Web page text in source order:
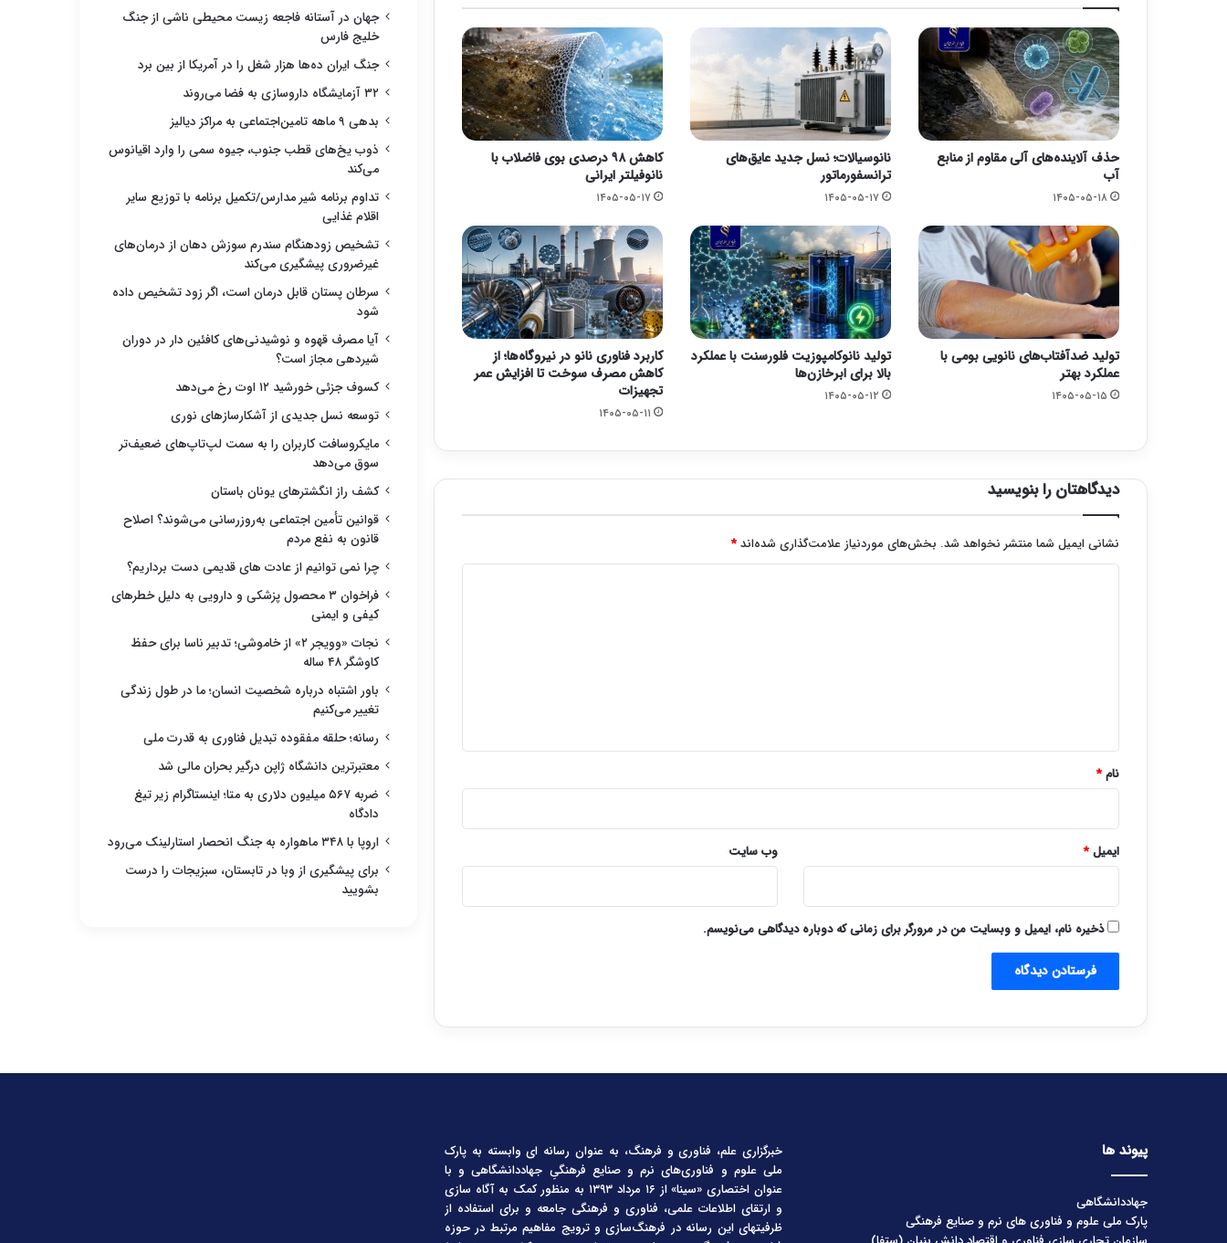
حذف آلاینده‌های آلی مقاوم از منابع
آب
۱۴۰۵-۰۵-۱۸
نانوسیالات؛ نسل جدید عایق‌های
ترانسفورماتور
۱۴۰۵-۰۵-۱۷
کاهش ۹۸ درصدی بوی فاضلاب با
نانوفیلتر ایرانی
۱۴۰۵-۰۵-۱۷
تولید ضدآفتاب‌های نانویی بومی با
عملکرد بهتر
۱۴۰۵-۰۵-۱۵
تولید نانوکامپوزیت فلورسنت با عملکرد
بالا برای ابرخازن‌ها
۱۴۰۵-۰۵-۱۲
کاربرد فناوری نانو در نیروگاه‌ها؛ از
کاهش مصرف سوخت تا افزایش عمر
تجهیزات
۱۴۰۵-۰۵-۱۱
دیدگاهتان را بنویسید
نشانی ایمیل شما منتشر نخواهد شد. بخش‌های موردنیاز علامت‌گذاری شده‌اند*
نام*
ایمیل* وب‌ سایت
ذخیره نام، ایمیل و وبسایت من در مرورگر برای زمانی که دوباره دیدگاهی می‌نویسم.
جهان در آستانه فاجعه زیست محیطی ناشی از جنگ
خلیج فارس
جنگ ایران ده‌ها هزار شغل را در آمریکا از بین برد
۳۲ آزمایشگاه داروسازی به فضا می‌روند
بدهی ۹ ماهه تامین‌اجتماعی به مراکز دیالیز
ذوب یخ‌های قطب جنوب، جیوه سمی را وارد اقیانوس
می‌کند
تداوم برنامه شیر مدارس/تکمیل برنامه با توزیع سایر
اقلام غذایی
تشخیص زودهنگام سندرم سوزش دهان از درمان‌های
غیرضروری پیشگیری می‌کند
سرطان پستان قابل درمان است، اگر زود تشخیص داده
شود
آیا مصرف قهوه و نوشیدنی‌های کافئین دار در دوران
شیردهی مجاز است؟
کسوف جزئی خورشید ۱۲ اوت رخ می‌دهد
توسعه نسل جدیدی از آشکارسازهای نوری
مایکروسافت کاربران را به سمت لپ‌تاپ‌های ضعیف‌تر
سوق می‌دهد
کشف راز انگشترهای یونان باستان
قوانین تأمین اجتماعی به‌روزرسانی می‌شوند؟ اصلاح
قانون به نفع مردم
چرا نمی توانیم از عادت های قدیمی دست برداریم؟
فراخوان ۳ محصول پزشکی و دارویی به دلیل خطرهای
کیفی و ایمنی
نجات «وویجر ۲» از خاموشی؛ تدبیر ناسا برای حفظ
کاوشگر ۴۸ ساله
باور اشتباه درباره شخصیت انسان؛ ما در طول زندگی
تغییر می‌کنیم
رسانه؛ حلقه مفقوده تبدیل فناوری به قدرت ملی
معتبرترین دانشگاه ژاپن درگیر بحران مالی شد
ضربه ۵۶۷ میلیون دلاری به متا؛ اینستاگرام زیر تیغ
دادگاه
اروپا با ۳۴۸ ماهواره به جنگ انحصار استارلینک می‌رود
برای پیشگیری از وبا در تابستان، سبزیجات را درست
بشویید
پیوند ها
جهاددانشگاهی
پارک ملی علوم و فناوری های نرم و صنایع فرهنگی
خبرگزاری علم، فناوری و فرهنگ، به عنوان رسانه ای وابسته به پارک
ملی علوم و فناوری‌های نرم و صنایع فرهنگیِ جهاددانشگاهی و با
عنوان اختصاری «سینا» از ۱۶ مرداد ۱۳۹۳ به منظور کمک به آگاه سازی
و ارتقای اطلاعات علمی، فناوری و فرهنگی جامعه و برای استفاده از
ظرفیتهای این رسانه در فرهنگ‌سازی و ترویج مفاهیم مرتبط در حوزه